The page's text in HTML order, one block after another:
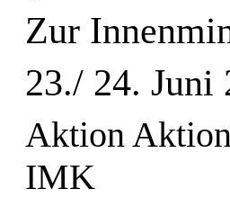
Zur
23./ 24. Juni
Aktion
IMK